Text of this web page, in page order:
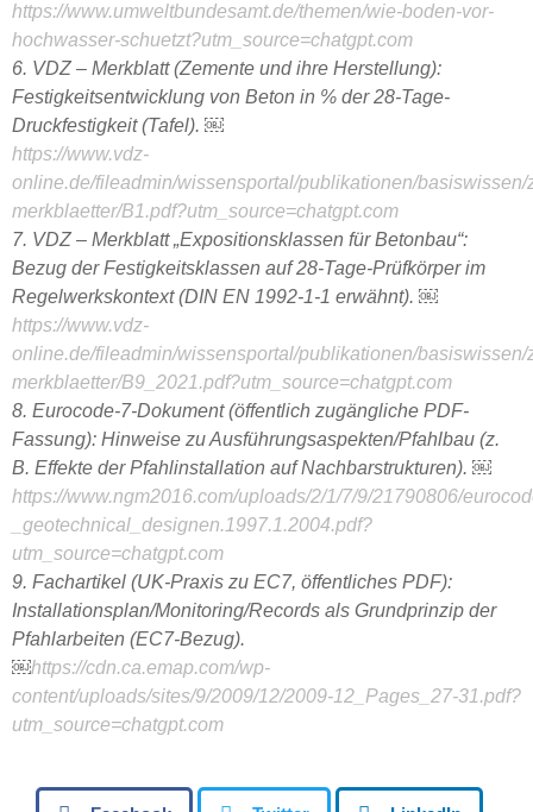
https://www.umweltbundesamt.de/themen/wie-boden-vor-
hochwasser-schuetzt?utm_source=chatgpt.com
6. VDZ – Merkblatt (Zemente und ihre Herstellung):
Festigkeitsentwicklung von Beton in % der 28-Tage-
Druckfestigkeit (Tafel). ￼
https://www.vdz-
online.de/fileadmin/wissensportal/publikationen/basiswissen/
merkblaetter/B1.pdf?utm_source=chatgpt.com
7. VDZ – Merkblatt „Expositionsklassen für Betonbau“:
Bezug der Festigkeitsklassen auf 28-Tage-Prüfkörper im
Regelwerkskontext (DIN EN 1992-1-1 erwähnt). ￼
https://www.vdz-
online.de/fileadmin/wissensportal/publikationen/basiswissen/
merkblaetter/B9_2021.pdf?utm_source=chatgpt.com
8. Eurocode-7-Dokument (öffentlich zugängliche PDF-
Fassung): Hinweise zu Ausführungsaspekten/Pfahlbau (z.
B. Effekte der Pfahlinstallation auf Nachbarstrukturen). ￼
https://www.ngm2016.com/uploads/2/1/7/9/21790806/
_geotechnical_designen.1997.1.2004.pdf?
utm_source=chatgpt.com
9. Fachartikel (UK-Praxis zu EC7, öffentliches PDF):
Installationsplan/Monitoring/Records als Grundprinzip der
Pfahlarbeiten (EC7-Bezug).
￼https://cdn.ca.emap.com/wp-
content/uploads/sites/9/2009/12/2009-12_Pages_27-31.pdf?
utm_source=chatgpt.com